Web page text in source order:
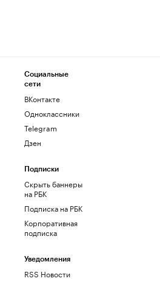
Социальные
сети
ВКонтакте
Одноклассники
Telegram
Дзен
Подписки
Скрыть баннеры
на РБК
Подписка на РБК
Корпоративная
подписка
Уведомления
RSS Новости